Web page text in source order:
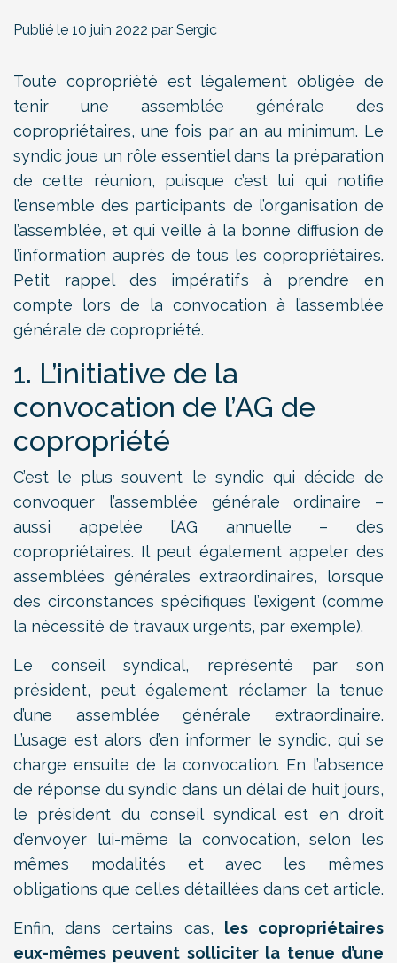
Publié le 10 juin 2022 par Sergic
Toute copropriété est légalement obligée de
tenir une assemblée générale des
copropriétaires, une fois par an au minimum. Le
syndic joue un rôle essentiel dans la préparation
de cette réunion, puisque c’est lui qui notifie
l’ensemble des participants de l’organisation de
l’assemblée, et qui veille à la bonne diffusion de
l’information auprès de tous les copropriétaires.
Petit rappel des impératifs à prendre en
compte lors de la convocation à l’assemblée
générale de copropriété.
1. L’initiative de la
convocation de l’AG de
copropriété
C’est le plus souvent le syndic qui décide de
convoquer l’assemblée générale ordinaire –
aussi appelée l’AG annuelle – des
copropriétaires. Il peut également appeler des
assemblées générales extraordinaires, lorsque
des circonstances spécifiques l’exigent (comme
la nécessité de travaux urgents, par exemple).
Le conseil syndical, représenté par son
président, peut également réclamer la tenue
d’une assemblée générale extraordinaire.
L’usage est alors d’en informer le syndic, qui se
charge ensuite de la convocation. En l’absence
de réponse du syndic dans un délai de huit jours,
le président du conseil syndical est en droit
d’envoyer lui-même la convocation, selon les
mêmes modalités et avec les mêmes
obligations que celles détaillées dans cet article.
Enfin, dans certains cas, les copropriétaires
eux-mêmes peuvent solliciter la tenue d’une